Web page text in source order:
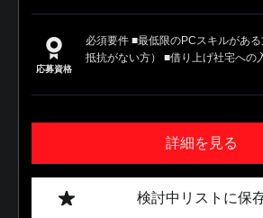
応募資格
必須要件 ■最低限のPCスキルがあ
抵抗がない方） ■借り上げ社宅への
詳細を見る
検討中リストに保